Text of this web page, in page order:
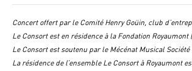
Concert offert par le Comité Henry Goüin, club
Le Consort est en résidence à la Fondation
Le Consort est soutenu par le Mécénat Musical Société
La résidence de l’ensemble Le Consort à Royaumont